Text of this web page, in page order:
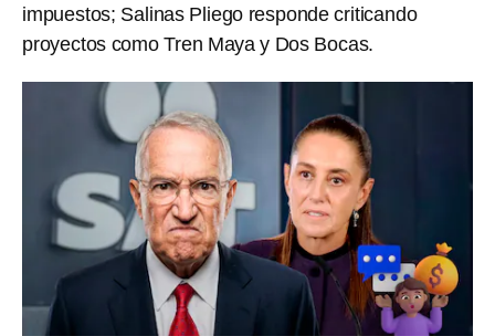
impuestos; Salinas Pliego responde criticando
proyectos como Tren Maya y Dos Bocas.